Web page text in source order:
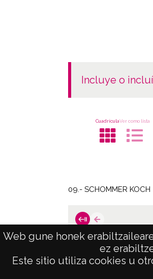
Web gune honek
ez
Este sitio utiliza cookies u
incluye o
CuadrículaVer como lista
09.- SCHOMMER KOCH
AVISO